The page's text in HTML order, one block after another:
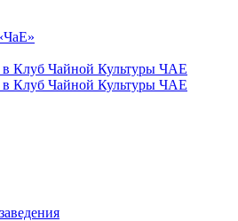
Клуб Чайной Культуры ЧАЕ
Клуб Чайной Культуры ЧАЕ